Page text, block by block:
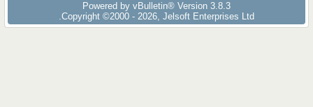
Powered by vBulletin® Version 3.8.3
Copyright ©2000 - 2026, Jelsoft Enterprises Ltd.